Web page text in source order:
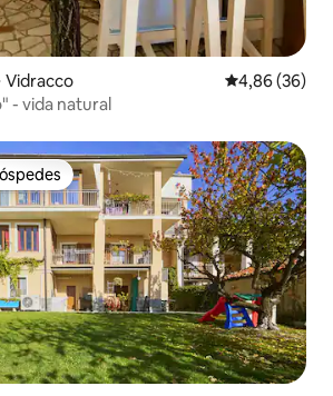
Vidracco 4,86 de uma
4,86 (36)
- vida natural
preferidos dos hóspedes